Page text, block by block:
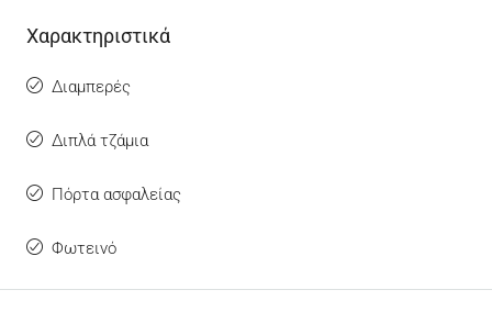
Χαρακτηριστικά
Διαμπερές
Διπλά τζάμια
Πόρτα ασφαλείας
Φωτεινό